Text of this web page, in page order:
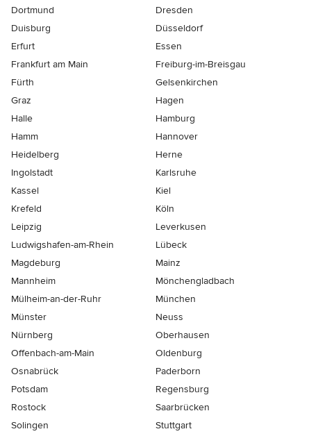
Dortmund
Dresden
Duisburg
Düsseldorf
Erfurt
Essen
Frankfurt am Main
Freiburg-im-Breisgau
Fürth
Gelsenkirchen
Graz
Hagen
Halle
Hamburg
Hamm
Hannover
Heidelberg
Herne
Ingolstadt
Karlsruhe
Kassel
Kiel
Krefeld
Köln
Leipzig
Leverkusen
Ludwigshafen-am-Rhein
Lübeck
Magdeburg
Mainz
Mannheim
Mönchen­gladbach
Mülheim-an-der-Ruhr
München
Münster
Neuss
Nürnberg
Oberhausen
Offenbach-am-Main
Oldenburg
Osnabrück
Paderborn
Potsdam
Regensburg
Rostock
Saarbrücken
Solingen
Stuttgart